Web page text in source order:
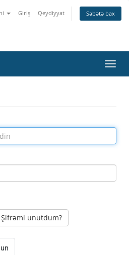
Giriş Qeydiyyat Səbətə bax
keçid
Şifrəmi unutdum?